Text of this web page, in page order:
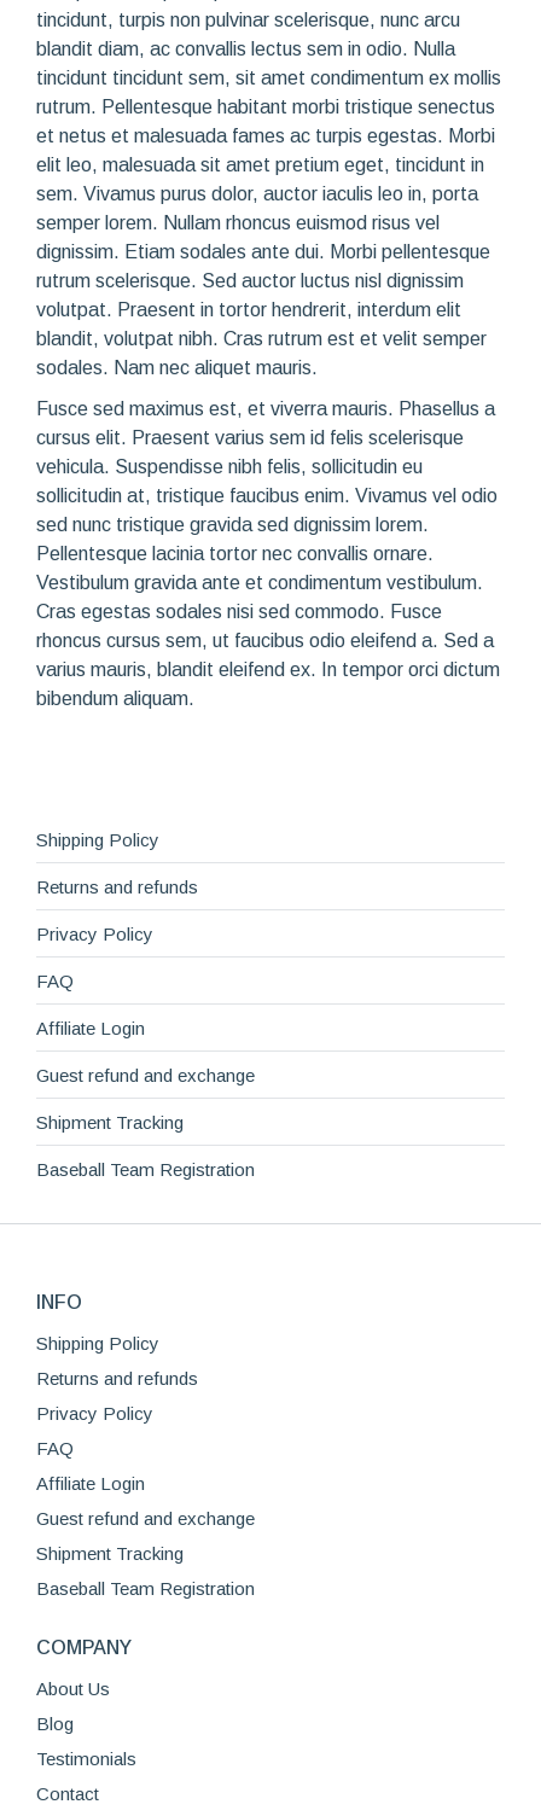
tincidunt, turpis non pulvinar scelerisque, nunc arcu
blandit diam, ac convallis lectus sem in odio. Nulla
tincidunt tincidunt sem, sit amet condimentum ex mollis
rutrum. Pellentesque habitant morbi tristique senectus
et netus et malesuada fames ac turpis egestas. Morbi
elit leo, malesuada sit amet pretium eget, tincidunt in
sem. Vivamus purus dolor, auctor iaculis leo in, porta
semper lorem. Nullam rhoncus euismod risus vel
dignissim. Etiam sodales ante dui. Morbi pellentesque
rutrum scelerisque. Sed auctor luctus nisl dignissim
volutpat. Praesent in tortor hendrerit, interdum elit
blandit, volutpat nibh. Cras rutrum est et velit semper
sodales. Nam nec aliquet mauris.
Fusce sed maximus est, et viverra mauris. Phasellus a
cursus elit. Praesent varius sem id felis scelerisque
vehicula. Suspendisse nibh felis, sollicitudin eu
sollicitudin at, tristique faucibus enim. Vivamus vel odio
sed nunc tristique gravida sed dignissim lorem.
Pellentesque lacinia tortor nec convallis ornare.
Vestibulum gravida ante et condimentum vestibulum.
Cras egestas sodales nisi sed commodo. Fusce
rhoncus cursus sem, ut faucibus odio eleifend a. Sed a
varius mauris, blandit eleifend ex. In tempor orci dictum
bibendum aliquam.
Shipping Policy
Returns and refunds
Privacy Policy
FAQ
Affiliate Login
Guest refund and exchange
Shipment Tracking
Baseball Team Registration
INFO
Shipping Policy
Returns and refunds
Privacy Policy
FAQ
Affiliate Login
Guest refund and exchange
Shipment Tracking
Baseball Team Registration
COMPANY
About Us
Blog
Testimonials
Contact